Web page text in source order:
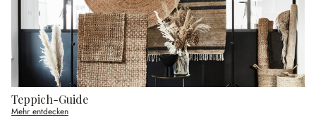
Teppich-Guide
Mehr entdecken